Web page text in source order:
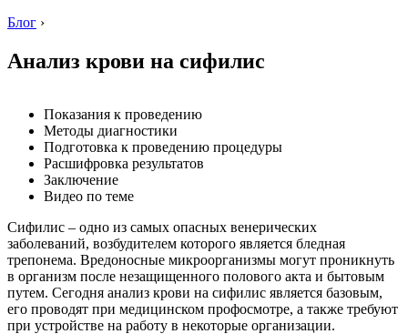
Блог ›
Анализ крови на сифилис
Показания к проведению
Методы диагностики
Подготовка к проведению процедуры
Расшифровка результатов
Заключение
Видео по теме
Сифилис – одно из самых опасных венерических
заболеваний, возбудителем которого является бледная
трепонема. Вредоносные микроорганизмы могут проникнуть
в организм после незащищенного полового акта и бытовым
путем. Сегодня анализ крови на сифилис является базовым,
его проводят при медицинском профосмотре, а также требуют
при устройстве на работу в некоторые организации.